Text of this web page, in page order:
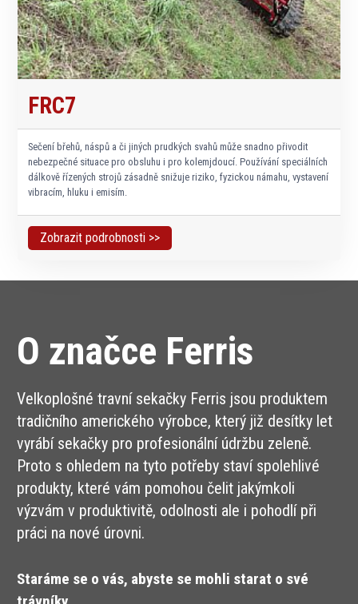
FRC7
Sečení břehů, náspů a či jiných prudkých svahů může snadno přivodit
nebezpečné situace pro obsluhu i pro kolemjdoucí. Používání speciálních
dálkově řízených strojů zásadně snižuje riziko, fyzickou námahu, vystavení
vibracím, hluku i emisím.
Zobrazit podrobnosti
O značce Ferris
Velkoplošné travní sekačky Ferris jsou produktem
tradičního amerického výrobce, který již desítky let
vyrábí sekačky pro profesionální údržbu zeleně.
Proto s ohledem na tyto potřeby staví spolehlivé
produkty, které vám pomohou čelit jakýmkoli
výzvám v produktivitě, odolnosti ale i pohodlí při
práci na nové úrovni.
Staráme se o vás, abyste se mohli starat o své